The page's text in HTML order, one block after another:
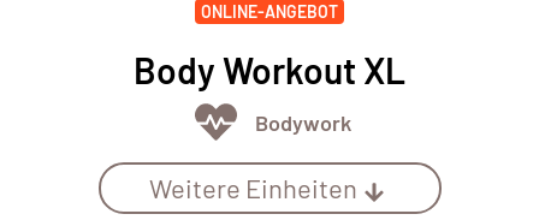
ONLINE-ANGEBOT
Body Workout XL
Bodywork
Weitere Einheiten